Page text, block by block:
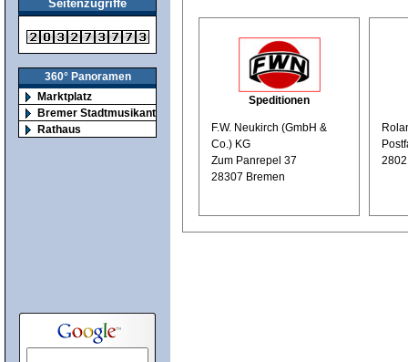
Seitenzugriffe
360° Panoramen
Marktplatz
Bremer Stadtmusikanten
Rathaus
Speditionen
F.W. Neukirch (GmbH &
Co.) KG
Zum Panrepel 37
28307 Bremen